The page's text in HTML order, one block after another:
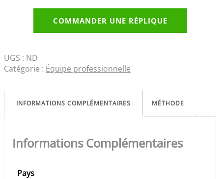
COMMANDER UNE RÉPLIQUE
UGS : ND
Catégorie : Équipe professionnelle
INFORMATIONS COMPLÉMENTAIRES MÉTHODE
Informations Complémentaires
Pays